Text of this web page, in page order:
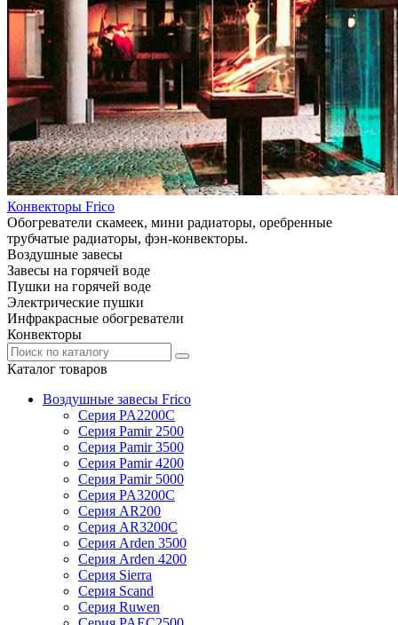
Конвекторы Frico
Обогреватели скамеек, мини радиаторы, оребренные
трубчатые радиаторы, фэн-конвекторы.
Воздушные завесы
Завесы на горячей воде
Пушки на горячей воде
Электрические пушки
Инфракрасные обогреватели
Конвекторы
Каталог товаров
Воздушные завесы Frico
Серия PA2200C
Серия Pamir 2500
Серия Pamir 3500
Серия Pamir 4200
Серия Pamir 5000
Серия PA3200C
Серия AR200
Серия AR3200C
Серия Arden 3500
Серия Arden 4200
Серия Sierra
Серия Scand
Серия Ruwen